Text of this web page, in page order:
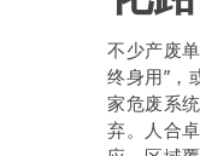
不少产废
终身用”，
家危废系
弃。人合